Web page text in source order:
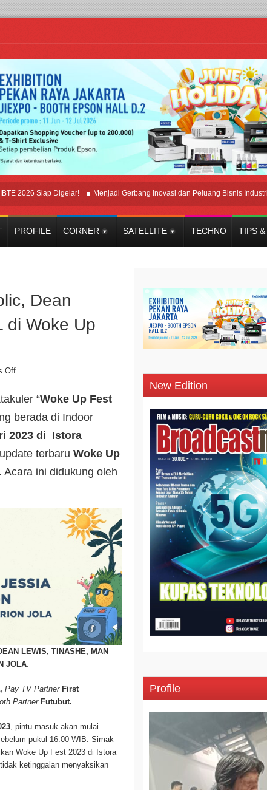
Siap Digelar! Menjadi Gerbang Inovasi dan Peluang Bisnis Industri Gifts
PROFILE CORNER SATELLITE TECHNO TIPS
Dean
di Woke Up
Off
“Woke Up Fest
berada di Indoor
2023 di Istora
terbaru Woke Up
ini didukung oleh
LEWIS, TINASHE, MAN
JOLA.
Pay TV PartnerFirst
PartnerFutubut.
, pintu masuk akan mulai
pukul 16.00 WIB. Simak
Woke Up Fest 2023 di Istora
ketinggalan menyaksikan
New Edition
Profile